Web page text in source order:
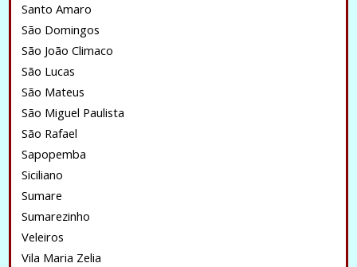
Santo Amaro
São Domingos
São João Climaco
São Lucas
São Mateus
São Miguel Paulista
São Rafael
Sapopemba
Siciliano
Sumare
Sumarezinho
Veleiros
Vila Maria Zelia